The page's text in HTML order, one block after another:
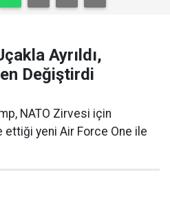
Ayrıldı,
Değiştirdi
NATO Zirvesi için
ettiği yeni Air Force One ile